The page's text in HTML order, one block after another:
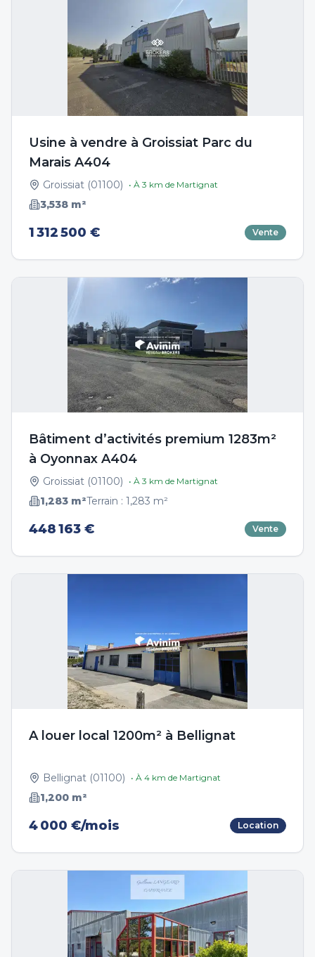
Usine à vendre à Groissiat Parc du
Marais A404
Groissiat (01100) • À 3 km de Martignat
3,538 m²
1 312 500 € Vente
Bâtiment d’activités premium 1283m²
à Oyonnax A404
Groissiat (01100) • À 3 km de Martignat
1,283 m²Terrain : 1,283 m²
448 163 € Vente
A louer local 1200m² à Bellignat
Bellignat (01100) • À 4 km de Martignat
1,200 m²
4 000 €/mois Location